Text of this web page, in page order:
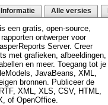
Informatie Alle versies
is een gratis, open-source,
ontwerper voor
Server. Creer
met grafieken, afbeeldingen,
en meer. Toegang tot je
JavaBeans, XML,
bronnen. Publiceer de
XML, XLS, CSV, HTML,
of OpenOffice.